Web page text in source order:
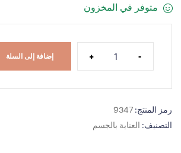
متوفر في المخزون
-
+ إضافة إلى السلة
رمز المنتج: 9347
التصنيف: العناية بالجسم